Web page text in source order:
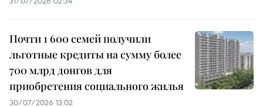
Почти 1 600 семей получили
льготные кредиты на сумму более
700 млрд донгов для
приобретения социального жилья
30/07/2026 13:02